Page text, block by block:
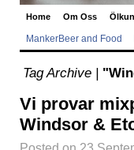
Home Om Oss
MankerBeer and Food
Tag Archive |
Vi provar
Windsor &